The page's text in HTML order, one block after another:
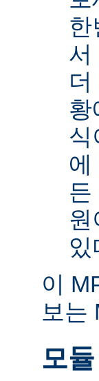
한
서
황
식
에
든
있
이
보는
모듈